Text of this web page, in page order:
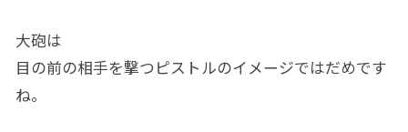
大砲は
目の前の相手を撃つピストルのイメージではだめです
ね。